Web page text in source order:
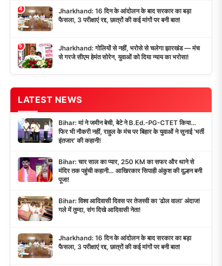
4
Jharkhand: 16 दिन के आंदोलन के बाद सरकार का बड़ा
फैसला, 3 परीक्षाएं रद्द, छात्रों की कई मांगों पर बनी बात!
5
Jharkhand: गोलियों से नहीं, भरोसे से चलेगा झारखंड — मंच
से गरजे सीएम हेमंत सोरेन, युवाओं को दिया न्याय का भरोसा!
LATEST NEWS
Bihar: मां ने जमीन बेची, बेटे ने B.Ed.-PG-CTET किया…
फिर भी नौकरी नहीं, राहुल के मंच पर बिहार के युवाओं ने सुनाई ‘भर्ती
इंतजार’ की कहानी!
Bihar: चार साल का प्यार, 250 KM का सफर और थाने से
मंदिर तक पहुंची कहानी… आखिरकार सिपाही अंकुश की दुल्हन बनी
पूजा!
Bihar: विश्व आदिवासी दिवस पर तेजस्वी का ‘ढोल वाला’ अंदाज!
गले में तुम्दा, संग दिखे आदिवासी नेता!
Jharkhand: 16 दिन के आंदोलन के बाद सरकार का बड़ा
फैसला, 3 परीक्षाएं रद्द, छात्रों की कई मांगों पर बनी बात!